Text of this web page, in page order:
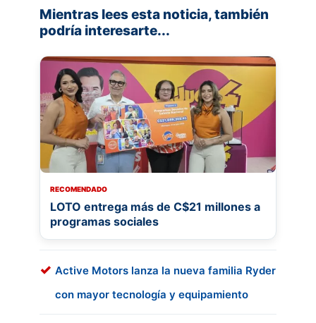
Mientras lees esta noticia, también
podría interesarte...
RECOMENDADO
LOTO entrega más de C$21 millones a
programas sociales
Active Motors lanza la nueva familia Ryder
con mayor tecnología y equipamiento